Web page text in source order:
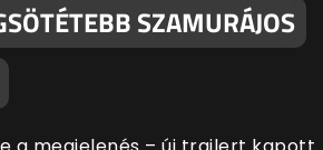
SZAMURÁJOS